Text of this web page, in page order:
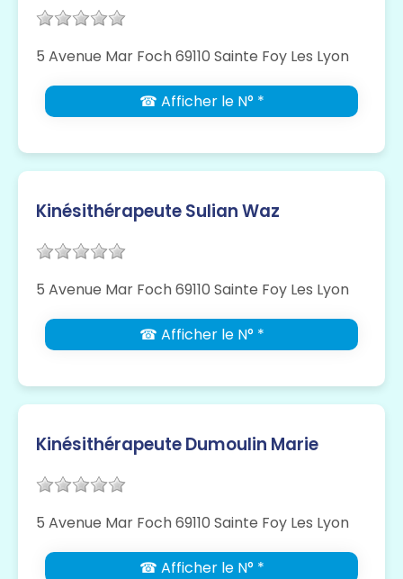
5 Avenue Mar Foch 69110 Sainte Foy Les Lyon
☎ Afficher le N° *
Kinésithérapeute Sulian Waz
5 Avenue Mar Foch 69110 Sainte Foy Les Lyon
☎ Afficher le N° *
Kinésithérapeute Dumoulin Marie
5 Avenue Mar Foch 69110 Sainte Foy Les Lyon
☎ Afficher le N° *